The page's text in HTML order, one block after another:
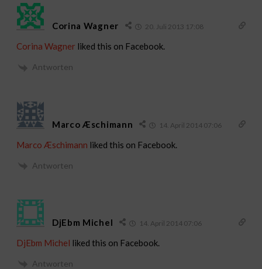
Corina Wagner 20. Juli 2013 17:08
Corina Wagner liked this on Facebook.
Antworten
Marco Æschimann 14. April 2014 07:06
Marco Æschimann liked this on Facebook.
Antworten
DjEbm Michel 14. April 2014 07:06
DjEbm Michel liked this on Facebook.
Antworten